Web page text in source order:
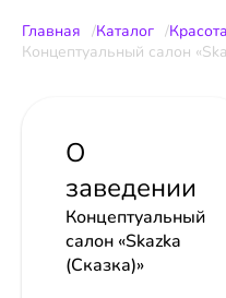
Главная Каталог
Концептуальный салон
О
заведении
Концептуальный
салон «Skazka
(Сказка)»